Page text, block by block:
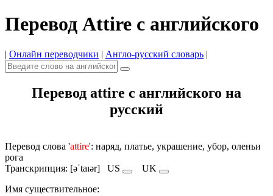
Перевод Attire с английского
| Онлайн переводчики | Англо-русский словарь |
Перевод attire с английского на
русский
Перевод слова 'attire': наряд, платье, украшение, убор, оленьи
рога
Транскрипция: [əˈtaɪər] US
UK
Имя cуществительное: